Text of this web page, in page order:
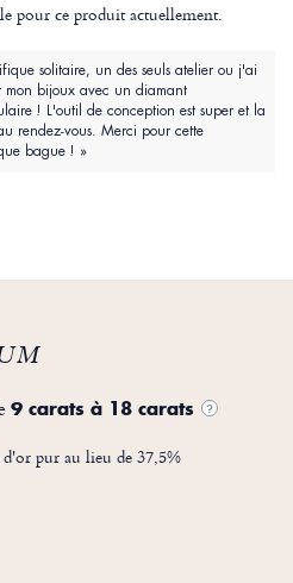
pour ce produit actuellement.
solitaire, un des seuls atelier ou j'ai
mon bijoux avec un diamant
! L'outil de conception est super et la
rendez-vous. Merci pour cette
bague ! »
9 carats à 18 carats ?
pur au lieu de 37,5%